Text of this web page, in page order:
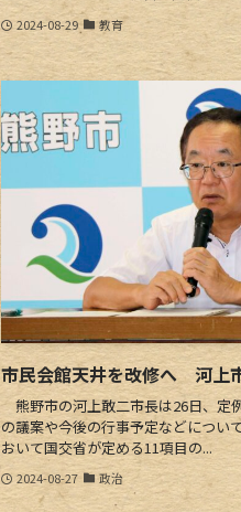
2024-08-29 教育
市民会館天井を改修へ 河上
熊野市の河上敢二市長は26日、定
の議案や今後の行事予定などについ
おいて国交省が定める11項目の...
2024-08-27 政治